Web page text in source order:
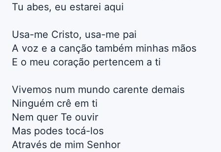
Tu abes, eu estarei aqui
Usa-me Cristo, usa-me pai
A voz e a canção também minhas mãos
E o meu coração pertencem a ti
Vivemos num mundo carente demais
Ninguém crê em ti
Nem quer Te ouvir
Mas podes tocá-los
Através de mim Senhor